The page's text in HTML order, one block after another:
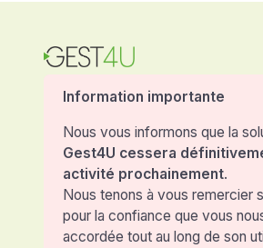
Information importante
Nous vous informons que la
Gest4U cessera
activité prochainement.
Nous tenons à vous remercier
pour la confiance que vous
accordée tout au long de son